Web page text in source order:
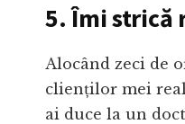
5. Îmi strică
Alocând zeci de
clienților mei
ai duce la un